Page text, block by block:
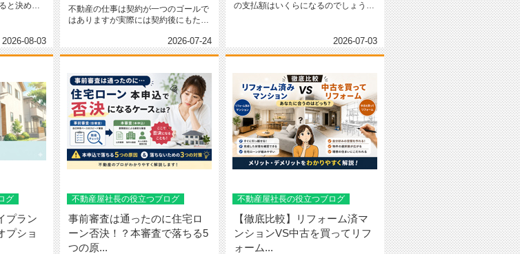
と決めま
2026-08-03
不動産の仕事は契約が一つのゴールで
はありますが実際には契約後にもたく
2026-07-24
の支払額はいくらになるのでしょう？
2026-07-03
グ
プラン
プショ
不動産屋社長の役立つブログ
事前審査は通ったのに住宅ロ
ーン否決！？本審査で落ちる5
つの原...
不動産屋社長の役立つブログ
【徹底比較】リフォーム済マ
ンションVS中古を買ってリフ
ォーム...